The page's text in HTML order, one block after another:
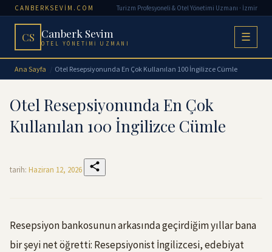
CANBERKSEVIM.COM Turizm Profesyoneli & Otel Yönetimi Uzmanı · İzmir
CS Canberk Sevim
OTEL YÖNETIMI UZMANI ☰
Ana Sayfa Otel Resepsiyonunda En Çok Kullanılan 100 İngilizce Cümle
Otel Resepsiyonunda En Çok
Kullanılan 100 İngilizce Cümle
tarih: Haziran 12, 2026
Resepsiyon bankosunun arkasında geçirdiğim yıllar bana
bir şeyi net öğretti: Resepsiyonist İngilizcesi, edebiyat